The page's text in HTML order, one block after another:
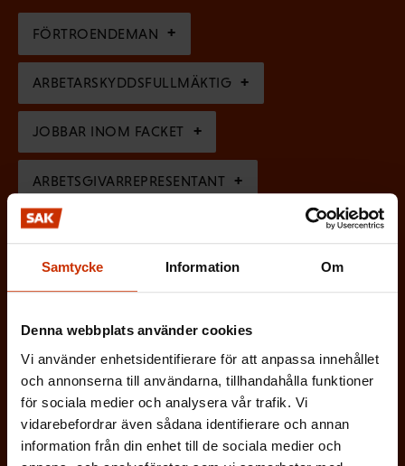
Samtycke Information Om
Denna webbplats använder cookies
Vi använder enhetsidentifierare för att anpassa innehållet
och annonserna till användarna, tillhandahålla funktioner
för sociala medier och analysera vår trafik. Vi
vidarebefordrar även sådana identifierare och annan
information från din enhet till de sociala medier och
s
k
t
)
t
o
r
i
s
k
t
g
a
t
o
r
i
k
FÖRTROENDEMAN
ARBETARSKYDDSFULLMÄKTIG
JOBBAR INOM FACKET
ARBETSGIVARREPRESENTANT
I ÖVRIGT INTRESSERAD AV ARBETSLIVET
SVENSKA FINSKA
Jag godkänner att mina uppgifter sparas och
behandlas i enlighet med